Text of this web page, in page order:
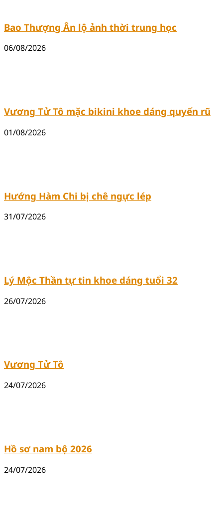
Bao Thượng Ân lộ ảnh thời trung học
06/08/2026
Vương Tử Tô mặc bikini khoe dáng quyến rũ
01/08/2026
Hướng Hàm Chi bị chê ngực lép
31/07/2026
Lý Mộc Thần tự tin khoe dáng tuổi 32
26/07/2026
Vương Tử Tô
24/07/2026
Hồ sơ nam bộ 2026
24/07/2026